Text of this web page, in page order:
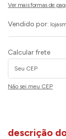
Vendido por:
Calcular frete
Não sei meu CEP
descrição